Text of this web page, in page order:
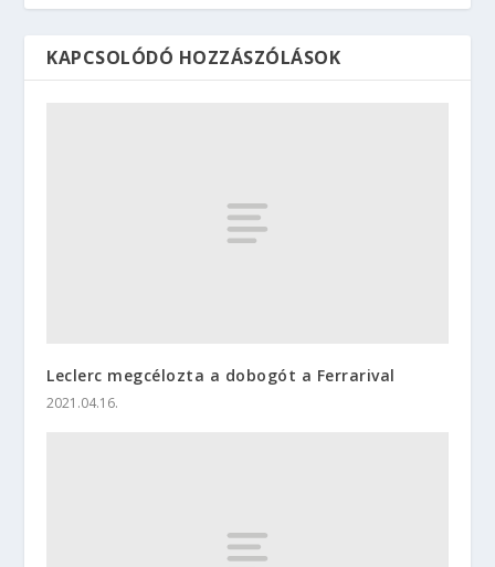
KAPCSOLÓDÓ HOZZÁSZÓLÁSOK
Leclerc megcélozta a dobogót a Ferrarival
2021.04.16.